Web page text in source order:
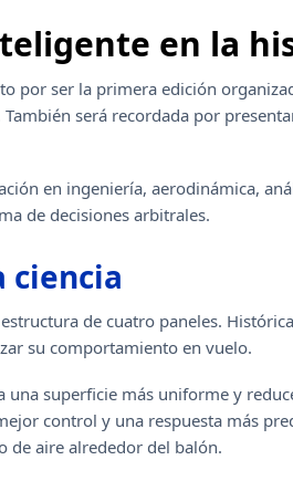
en la
por ser la primera edición
será recordada por
en ingeniería, aerodinámica,
de decisiones arbitrales.
ciencia
de cuatro paneles.
su comportamiento en vuelo.
superficie más uniforme y
control y una respuesta más
de aire alrededor del balón.